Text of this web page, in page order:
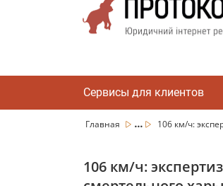
Сервисы для клиентов
Главная ... 106 км/ч:
106 км/ч: